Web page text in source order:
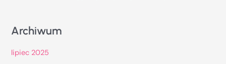
Archiwum
lipiec 2025